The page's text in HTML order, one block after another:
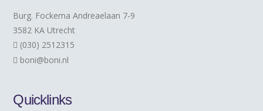
Burg. Fockema Andreaelaan 7-9
3582 KA Utrecht
(030) 2512315
boni@boni.nl
Quicklinks